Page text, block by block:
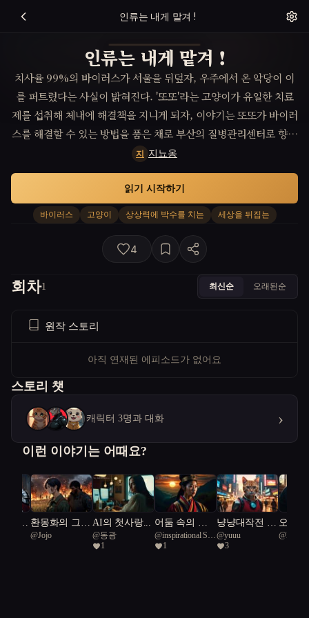
인류는 내게 맡겨 !
인류는 내게 맡겨 !
치사율 99%의 바이러스가 서울을 뒤덮자, 우주에서 온 악당이 이
를 퍼트렸다는 사실이 밝혀진다. '또또'라는 고양이가 유일한 치료
제를 섭취해 체내에 해결책을 지니게 되자, 이야기는 또또가 바이러
스를 해결할 수 있는 방법을 품은 채로 부산의 질병관리센터로 향하
는 장대한 여정을 그린다.
지 지뇨옹
바이러스 고양이 상상력에 박수를 치는 세상을 뒤집는
읽기 시작하기
4
회차1 최신순 오래된순
원작 스토리
아직 연재된 에피소드가 없어요
스토리 챗
캐릭터 3명과 대화 ›
이런 이야기는 어때요?
환몽화의 그림
자 아래 아이
@Jojo
AI의 첫사랑...
@동광
1
어둠 속의 진
실
@inspirational Sea
Sheep 2
1
냥냥대작전 :
첨단도시 서울
을 침략하라
@yuuu
3
오시
물
@Lollol